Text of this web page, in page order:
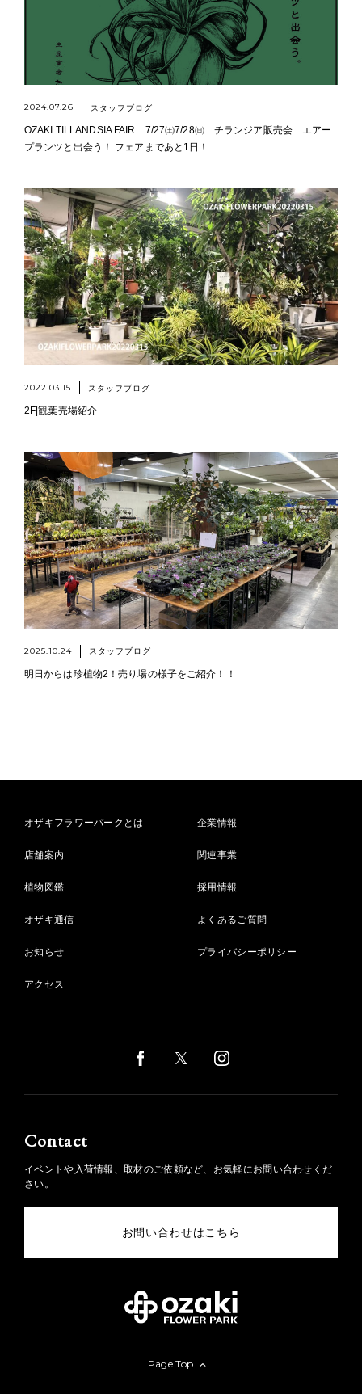
2024.07.26 スタッフブログ
OZAKI TILLANDSIA FAIR 7/27㈯7/28㈰ チランジア販売会 エアー
プランツと出会う！ フェアまであと1日！
2022.03.15 スタッフブログ
2F|観葉売場紹介
2025.10.24 スタッフブログ
明日からは珍植物2！売り場の様子をご紹介！！
オザキフラワーパークとは
店舗案内
植物図鑑
オザキ通信
お知らせ
アクセス
企業情報
関連事業
採用情報
よくあるご質問
プライバシーポリシー
Contact
イベントや入荷情報、取材のご依頼など、お気軽にお問い合わせくだ
さい。
お問い合わせはこちら
Page Top